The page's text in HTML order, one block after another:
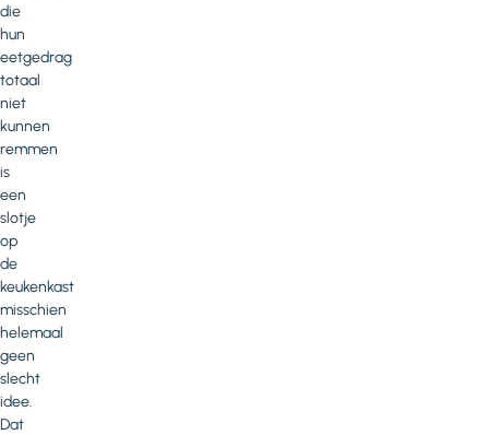
die
hun
eetgedrag
totaal
niet
kunnen
remmen
is
een
slotje
op
de
keukenkast
misschien
helemaal
geen
slecht
idee.
Dat